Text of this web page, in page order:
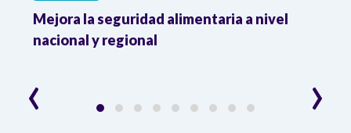
Mejora la seguridad alimentaria a nivel
nacional y regional
‹ ›